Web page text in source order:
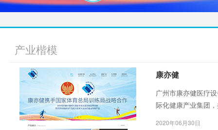
产业楷模
康亦健
广州市康亦健医疗
际化健康产业集团
2020年06月30日